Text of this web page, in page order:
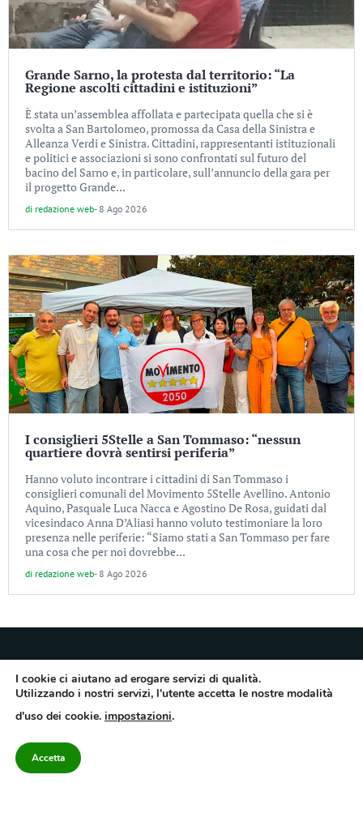
Grande Sarno, la protesta dal territorio: “La
Regione ascolti cittadini e istituzioni”
È stata un’assemblea affollata e partecipata quella che si è
svolta a San Bartolomeo, promossa da Casa della Sinistra e
Alleanza Verdi e Sinistra. Cittadini, rappresentanti istituzionali
e politici e associazioni si sono confrontati sul futuro del
bacino del Sarno e, in particolare, sull’annuncio della gara per
il progetto Grande...
di redazione web- 8 Ago 2026
I consiglieri 5Stelle a San Tommaso: “nessun
quartiere dovrà sentirsi periferia”
Hanno voluto incontrare i cittadini di San Tommaso i
consiglieri comunali del Movimento 5Stelle Avellino. Antonio
Aquino, Pasquale Luca Nacca e Agostino De Rosa, guidati dal
vicesindaco Anna D’Aliasi hanno voluto testimoniare la loro
presenza nelle periferie: “Siamo stati a San Tommaso per fare
una cosa che per noi dovrebbe...
di redazione web- 8 Ago 2026
Quotidiano dell’Irpinia, a diffusione regionale. Reg. Trib. di Avellino n.7/12 del
10/9/2012. Iscritto nel Registro Operatori di Comunicazione al n.7671
Avellino – Cap.Soc. 20.000 € – REA 187346 – PI/CF. Reg. naz. stampa 10218/99
I cookie ci aiutano ad erogare servizi di qualità.
Utilizzando i nostri servizi, l'utente accetta le nostre modalità
d'uso dei cookie. impostazioni.
Accetta